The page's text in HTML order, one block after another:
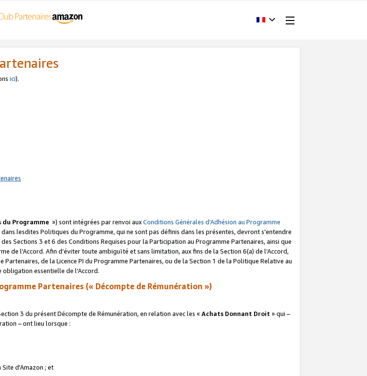
ici).
du Programme ») sont intégrées par renvoi auxConditions Générales d’Adhésion au Programme
lesdites Politiques du Programme, qui ne sont pas définis dans les présentes, devront s'entendre
Sections 3 et 6 des Conditions Requises pour la Participation au Programme Partenaires, ainsi que
de l'Accord. Afin d’éviter toute ambiguïté et sans limitation, aux fins de la Section 6(a) de l'Accord,
de la Licence PI du Programme Partenaires, ou de la Section 1 de la Politique Relative au
obligation essentielle de l'Accord.
Partenaires (« Décompte de Rémunération »)
3 du présent Décompte de Rémunération, en relation avec les « Achats Donnant Droit » qui –
– ont lieu lorsque :
d'Amazon ; et